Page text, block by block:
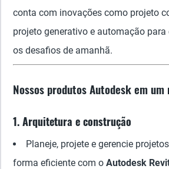
conta com inovações como projeto
projeto generativo e automação para
os desafios de amanhã.
Nossos produtos Autodesk em um
1. Arquitetura e construção
Planeje, projete e gerencie
forma eficiente com o Autodesk